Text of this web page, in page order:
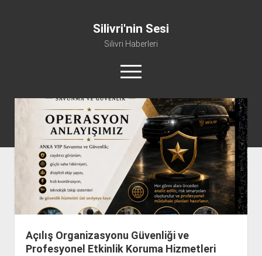
Silivri'nin Sesi
Silivri Haberleri
m
e
ü
y
ü
a
silivri@silivrininsesi1.com whatsapp
Manifesto
Gündem
Haber
Spor
Künye ve İletişim
Açılış Organizasyonu Güvenliği ve
Profesyonel Etkinlik Koruma Hizmetleri